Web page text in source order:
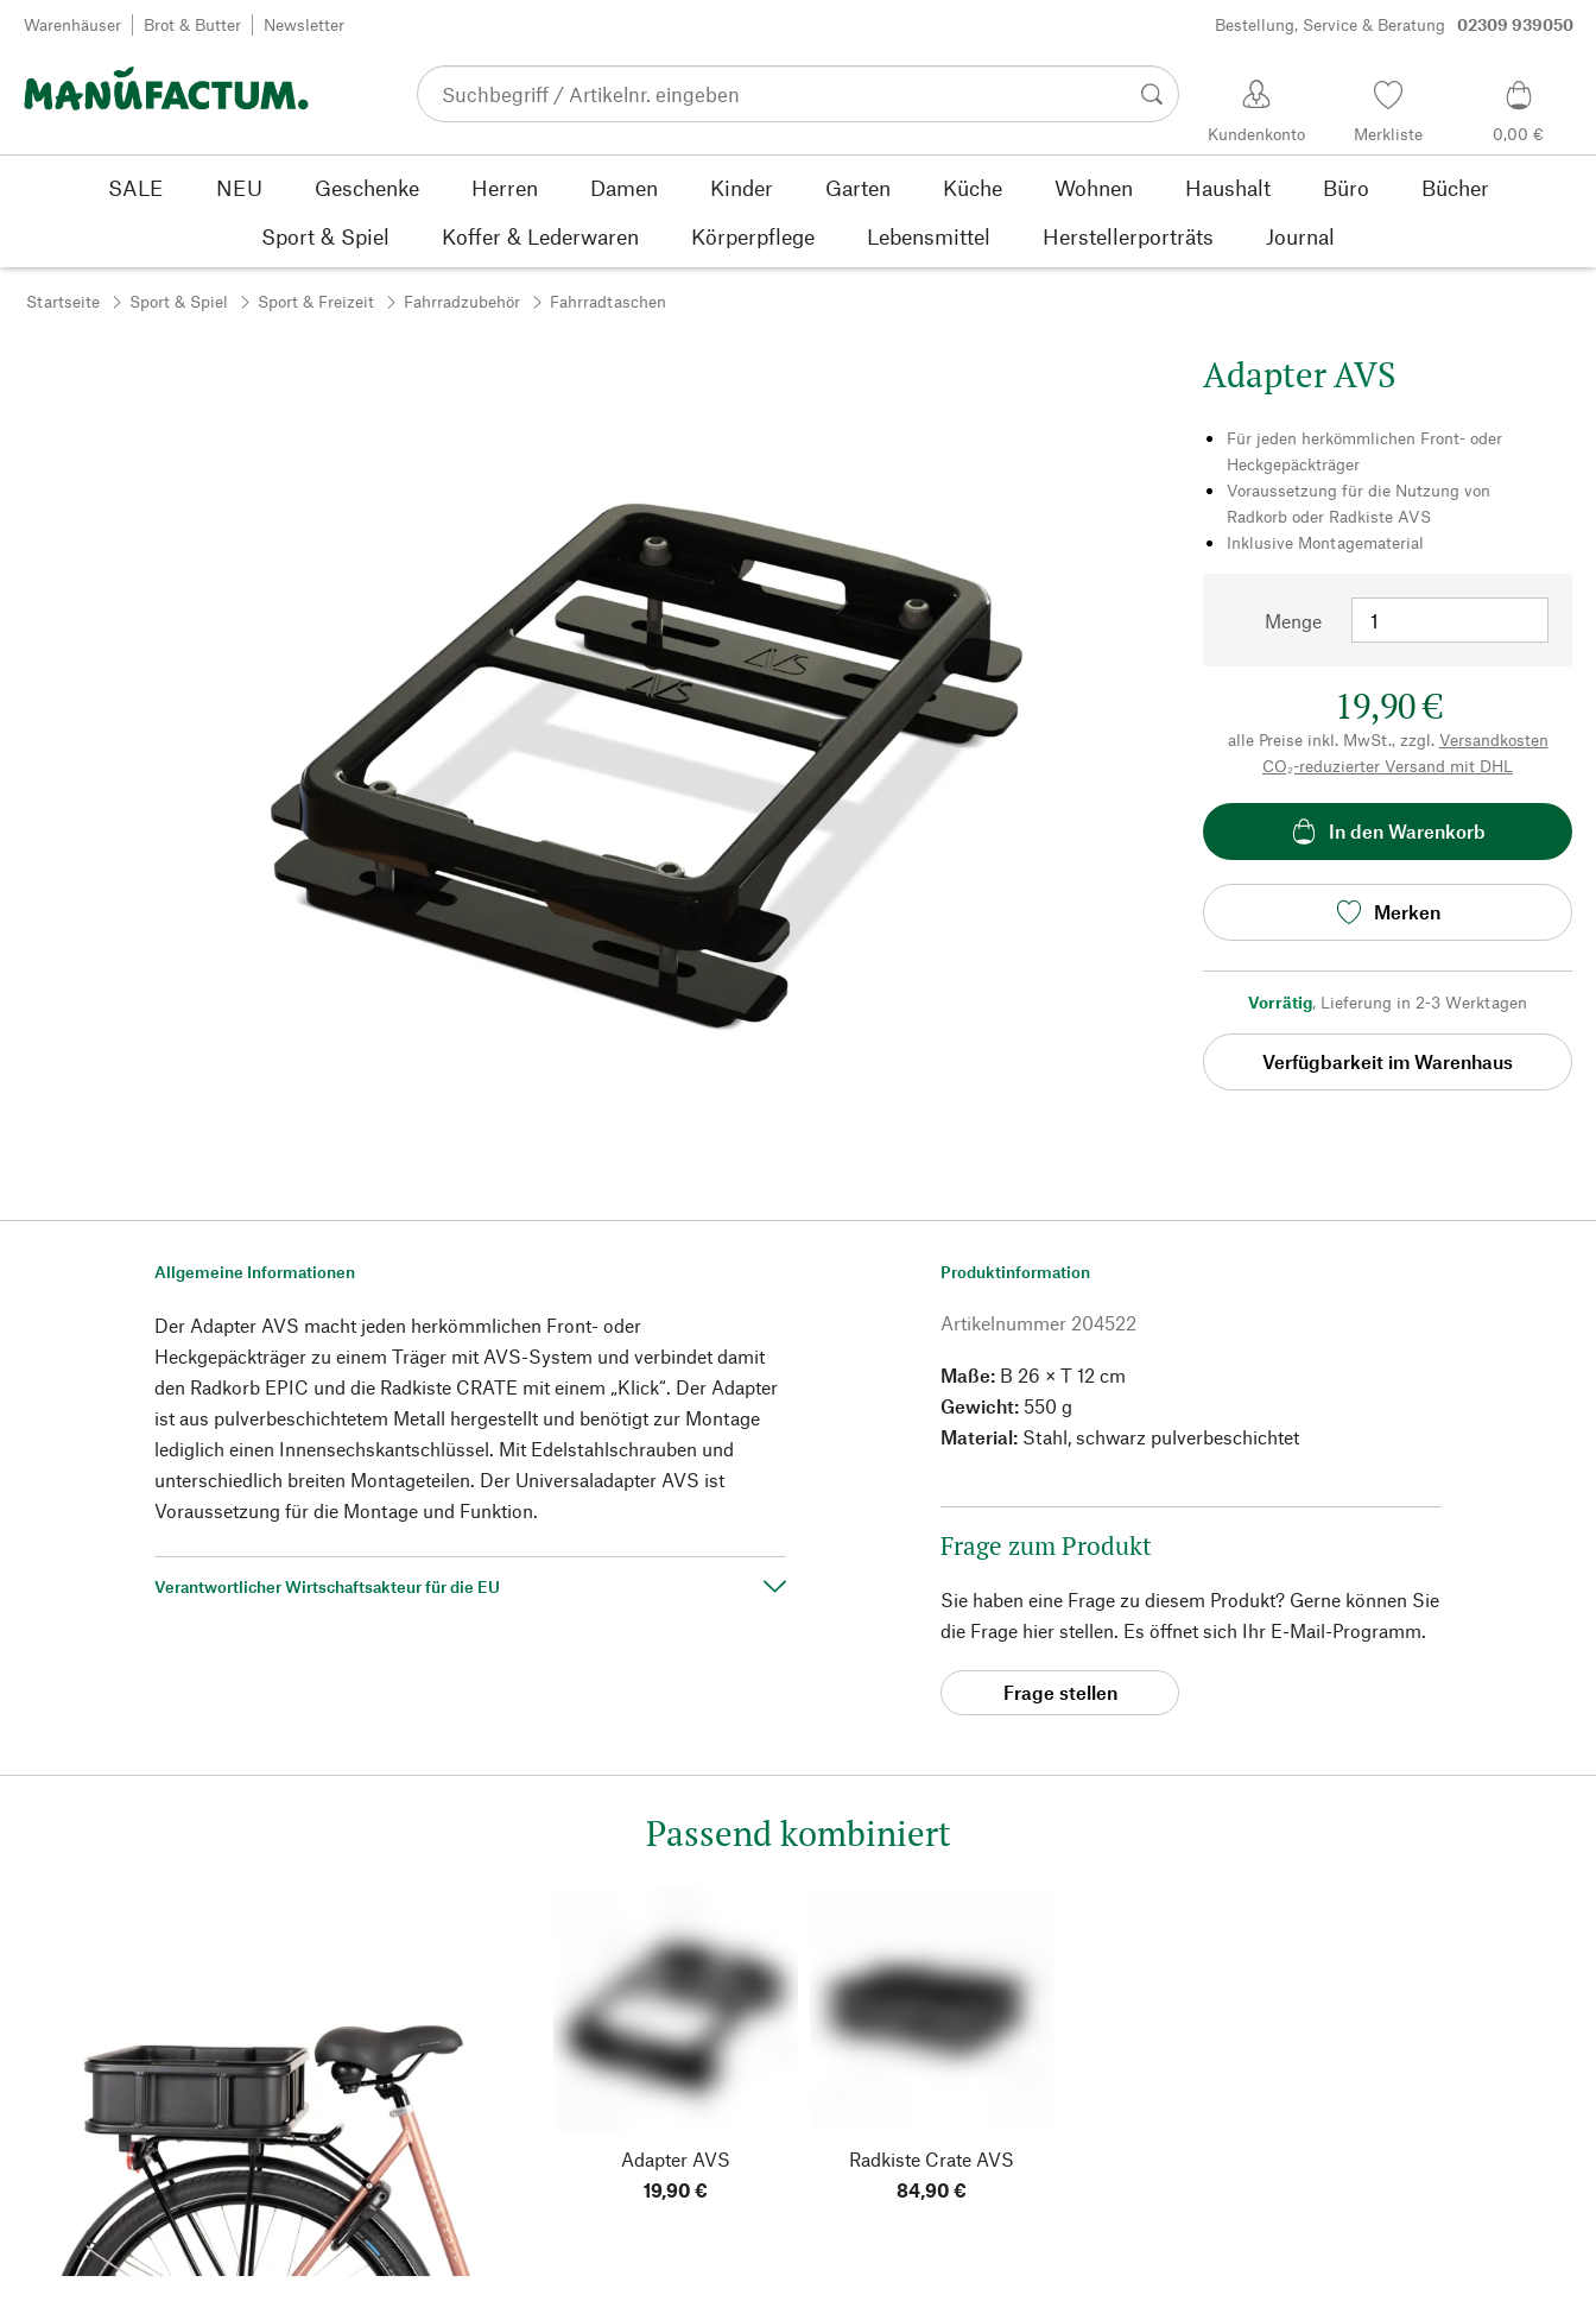
Zum Inhalt springen
Warenhäuser Brot & Butter Newsletter Bestellung, Service & Beratung 02309 939050
Kundenkonto Merkliste 0,00 €
SALE NEU Geschenke Herren Damen Kinder Garten Küche Wohnen Haushalt Büro
Bücher
Sport & Spiel
Koffer & Lederwaren Körperpflege Lebensmittel Herstellerporträts Journal
Startseite Sport & Spiel Sport & Freizeit Fahrradzubehör Fahrradtaschen
Adapter AVS
Für jeden herkömmlichen Front- oder
Heckgepäckträger
Voraussetzung für die Nutzung von
Radkorb oder Radkiste AVS
Inklusive Montagematerial
Menge
19,90 €
alle Preise inkl. MwSt., zzgl. Versandkosten
CO₂-reduzierter Versand mit DHL
In den Warenkorb
Merken
Vorrätig, Lieferung in 2-3 Werktagen
Verfügbarkeit im Warenhaus
Allgemeine Informationen
Der Adapter AVS macht jeden herkömmlichen Front- oder
Heckgepäckträger zu einem Träger mit AVS-System und verbindet damit
den Radkorb EPIC und die Radkiste CRATE mit einem „Klick“. Der Adapter
ist aus pulverbeschichtetem Metall hergestellt und benötigt zur Montage
lediglich einen Innensechskantschlüssel. Mit Edelstahlschrauben und
unterschiedlich breiten Montageteilen. Der Universaladapter AVS ist
Voraussetzung für die Montage und Funktion.
Verantwortlicher Wirtschaftsakteur für die EU
Produktinformation
Artikelnummer 204522
Maße: B 26 × T 12 cm
Gewicht: 550 g
Material: Stahl, schwarz pulverbeschichtet
Frage zum Produkt
Sie haben eine Frage zu diesem Produkt? Gerne können Sie
die Frage hier stellen. Es öffnet sich Ihr E-Mail-Programm.
Frage stellen
Passend kombiniert
Adapter AVS
19,90 €
Radkiste Crate AVS
84,90 €